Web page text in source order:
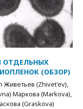
ОТДЕЛЬНЫХ
(ОБЗОР)
Живетьев (Zhivet'ev),
Маркова (Markova),
(Graskova)